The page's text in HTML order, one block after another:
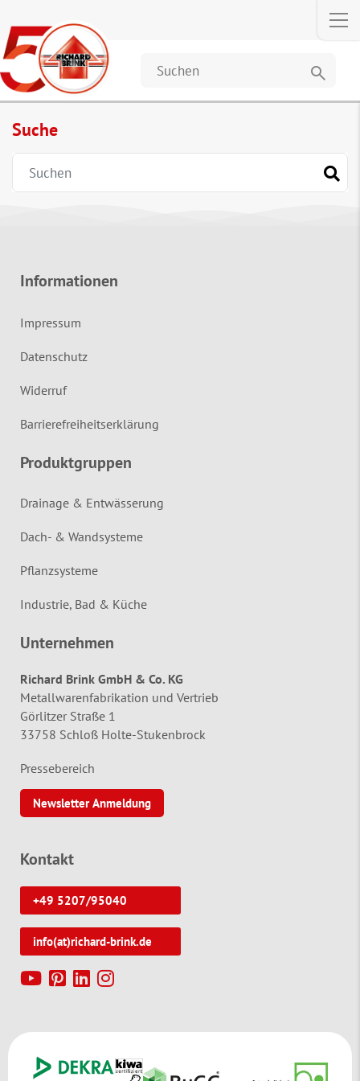
search
Suche
Informationen
Impressum
Datenschutz
Widerruf
Barrierefreiheitserklärung
Produktgruppen
Drainage & Entwässerung
Dach- & Wandsysteme
Pflanzsysteme
Industrie, Bad & Küche
Unternehmen
Richard Brink GmbH & Co. KG
Metallwarenfabrikation und Vertrieb
Görlitzer Straße 1
33758 Schloß Holte-Stukenbrock
Pressebereich
Newsletter Anmeldung
Kontakt
+49 5207/95040
info(at)richard-brink.de